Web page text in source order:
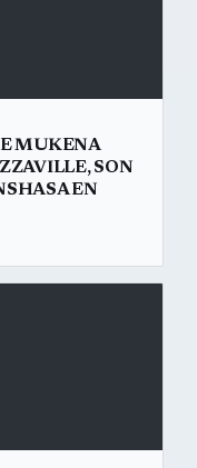
MUKENA
SON
EN